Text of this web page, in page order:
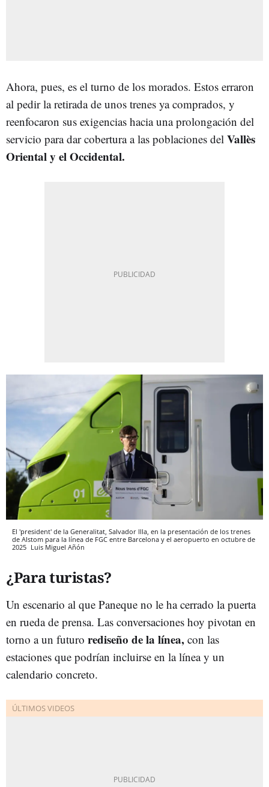
Ahora, pues, es el turno de los morados. Estos erraron
al pedir la retirada de unos trenes ya comprados, y
reenfocaron sus exigencias hacia una prolongación del
servicio para dar cobertura a las poblaciones del Vallès
Oriental y el Occidental.
El 'president' de la Generalitat, Salvador Illa, en la presentación de los trenes
de Alstom para la línea de FGC entre Barcelona y el aeropuerto en octubre de
2025 Luis Miguel Añón
¿Para turistas?
Un escenario al que Paneque no le ha cerrado la puerta
en rueda de prensa. Las conversaciones hoy pivotan en
torno a un futuro rediseño de la línea, con las
estaciones que podrían incluirse en la línea y un
calendario concreto.